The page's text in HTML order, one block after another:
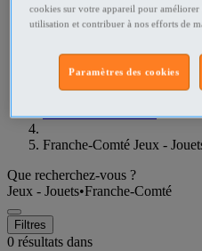
Favoris
Publier une annonce
Accueil
France Jeux - Jouets
Franche-Comté Jeux -
Que recherchez-vous ?
Jeux - Jouets•Franche-Comté
Filtres
0 résultats dans
cookies sur votre appareil pour
utilisation et contribuer à nos efforts de
Paramètres des cookies